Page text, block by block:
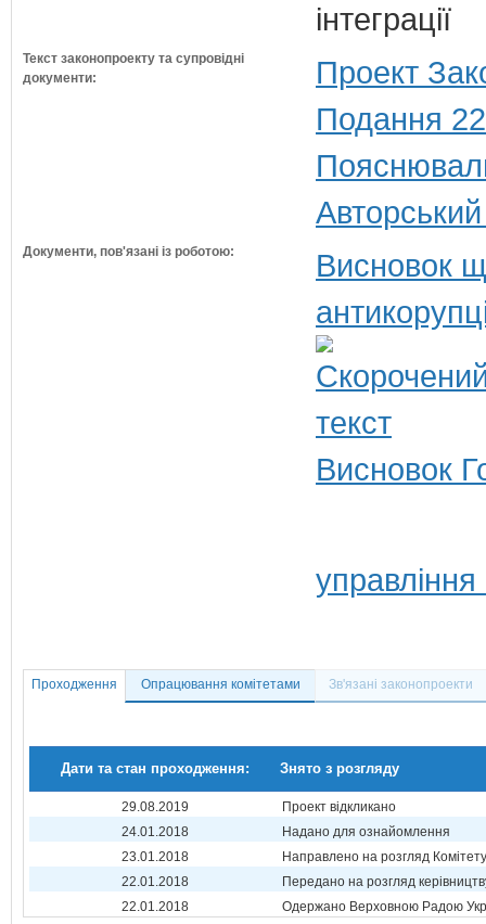
інтеграції
Текст законопроекту та супровідні
документи:
Проект
Подання
Документи, пов'язані із роботою:
Висновок
Висновок
Проходження Опрацювання комітетами Зв'язані законопроекти
Дати та стан проходження: Знято з розгляду
29.08.2019
Проект відкликано
24.01.2018
Надано для ознайомлення
23.01.2018
Направлено на розгляд Комітету
22.01.2018
Передано на розгляд
22.01.2018
Одержано Верховною Радою